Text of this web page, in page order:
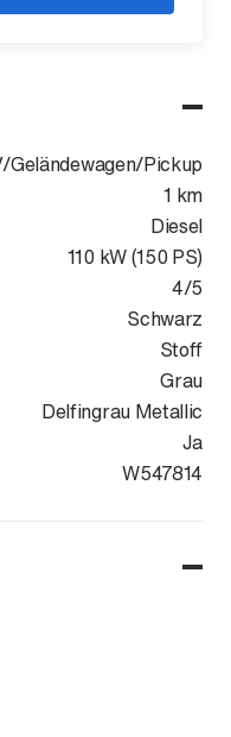
Geländewagen/Pickup
1 km
Diesel
110 kW (150 PS)
4/5
Schwarz
Stoff
Grau
Delfingrau Metallic
Ja
WVGZZZCT8TW547814